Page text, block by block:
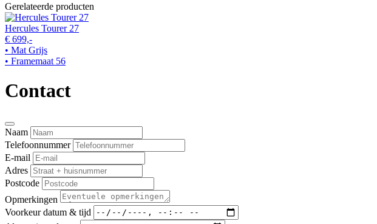
Gerelateerde producten
Hercules Tourer 27
€ 699,-
• Mat Grijs
• Framemaat 56
Contact
Naam
Telefoonnummer
E-mail
Adres
Postcode
Opmerkingen
Voorkeur datum & tijd